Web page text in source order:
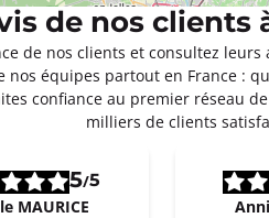
Appelerde nos clients
de nos clients et consultez
nos équipes partout en France :
confiance au premier réseau
milliers de clients
5/5
MAURICE